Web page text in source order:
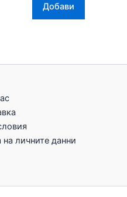
фуксия
Добави
личните данни